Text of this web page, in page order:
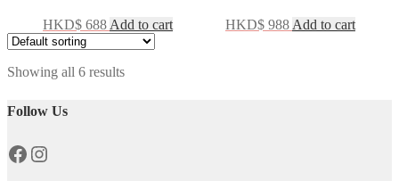
HKD$ 688 Add to cart HKD$988 Add to cart
Showing all 6 results
Follow Us
Facebook
Instagram